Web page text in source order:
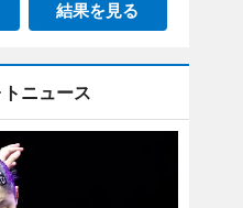
結果を見る
ニュース